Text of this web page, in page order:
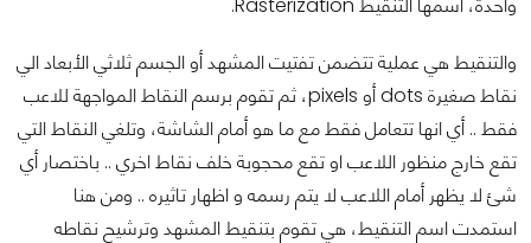
والتنقيط هي عملية تتضمن تفتيت المشهد أو الجسم ثلاثي الأبعاد الي
نقاط صغيرة dots أو pixels، ثم تقوم برسم النقاط المواجهة للاعب
فقط .. أي انها تتعامل فقط مع ما هو أمام الشاشة، وتلغي النقاط التي
تقع خارج منظور اللاعب او تقع محجوبة خلف نقاط اخري .. باختصار أي
شئ لا يظهر أمام اللاعب لا يتم رسمه و اظهار تاثيره .. ومن هنا
استمدت اسم التنقيط، هي تقوم بتنقيط المشهد وترشيح نقاطه